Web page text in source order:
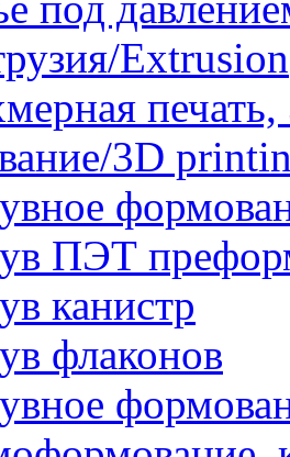
Extrusion
3D
ПЭТ
канистр
флаконов